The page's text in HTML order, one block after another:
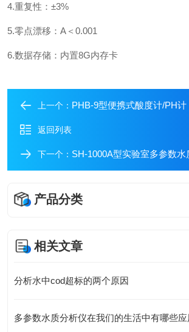
4.重复性：±3%
5.零点漂移：A＜0.001
6.数据存储：内置8G内存卡
上一个： PHB-9型便携式酸度计/PH计
返回列表
下一个： SH-1000A型实验室多参数水
产品分类
相关文章
分析水中cod超标的两个原因
多参数水质分析仪在我们的生活中有哪些应